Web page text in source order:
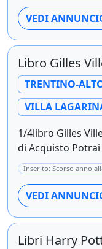
VEDI
Libro Gilles
TRENTINO-
VILLA
1/4libro Gilles
di Acquisto Potrai
Inserito: Scorso anno
VEDI
Libri Harry